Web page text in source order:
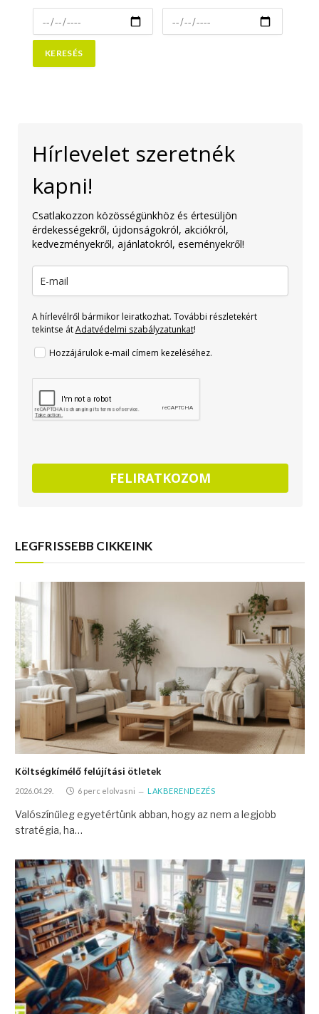
Hírlevelet szeretnék
kapni!
Csatlakozzon közösségünkhöz és értesüljön
érdekességekről, újdonságokról, akciókról,
kedvezményekről, ajánlatokról, eseményekről!
A hírlevélről bármikor leiratkozhat. További részletekért
tekintse átAdatvédelmi szabályzatunkat!
Hozzájárulok e-mail címem kezeléséhez.
FELIRATKOZOM
LEGFRISSEBB CIKKEINK
Költségkímélő felújítási ötletek
2026.04.29. 6 perc elolvasni LAKBERENDEZÉS
Valószínűleg egyetértünk abban, hogy az nem a legjobb
stratégia, ha…